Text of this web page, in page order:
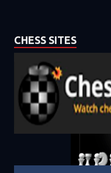
CHESS SITES